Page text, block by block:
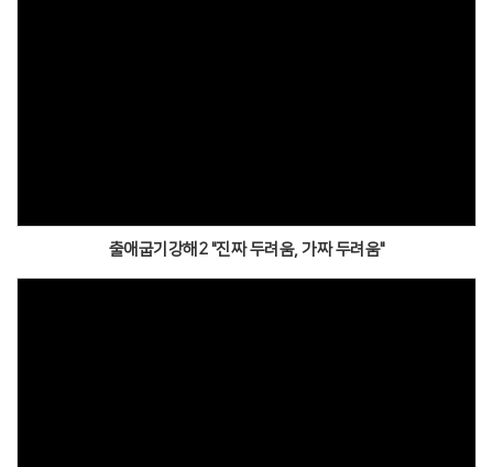
출애굽기강해2 "진짜 두려움, 가짜 두려움"